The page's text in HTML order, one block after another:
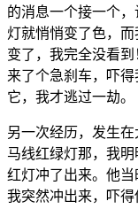
的消息一个接一个
灯就悄悄变了色，
变了，我完全没看
来了个急刹车，吓
它，我才逃过一劫。
另一次经历，发生
马线红绿灯那，我
红灯冲了出来。他
我突然冲出来，吓